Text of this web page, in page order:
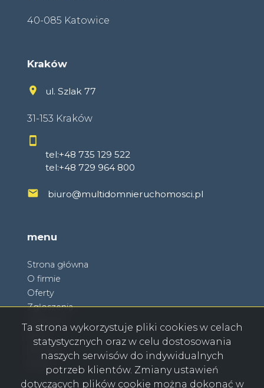
40-085 Katowice
Kraków
ul. Szlak 77
31-153 Kraków
tel:+48 735 129 522
tel:+48 729 964 800
biuro@multidomnieruchomosci.pl
menu
Strona główna
O firmie
Oferty
Zgłoszenia
Kontakt
Ta strona wykorzystuje pliki cookies w celach
statystycznych oraz w celu dostosowania
naszych serwisów do indywidualnych
potrzeb klientów. Zmiany ustawień
dotyczących plików cookie można dokonać w